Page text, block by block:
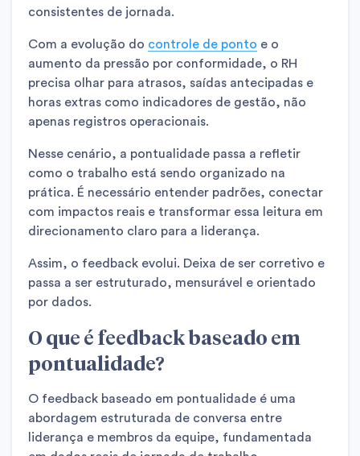
consistentes de jornada.
Com a evolução do controle de ponto e o
aumento da pressão por conformidade, o RH
precisa olhar para atrasos, saídas antecipadas e
horas extras como indicadores de gestão, não
apenas registros operacionais.
Nesse cenário, a pontualidade passa a refletir
como o trabalho está sendo organizado na
prática. É necessário entender padrões, conectar
com impactos reais e transformar essa leitura em
direcionamento claro para a liderança.
Assim, o feedback evolui. Deixa de ser corretivo e
passa a ser estruturado, mensurável e orientado
por dados.
O que é feedback baseado em
pontualidade?
O feedback baseado em pontualidade é uma
abordagem estruturada de conversa entre
liderança e membros da equipe, fundamentada